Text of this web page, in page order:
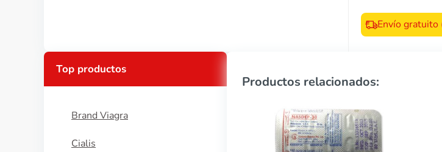
Envío gratuito
Top productos
Brand Viagra
Cialis
Productos relacionados: